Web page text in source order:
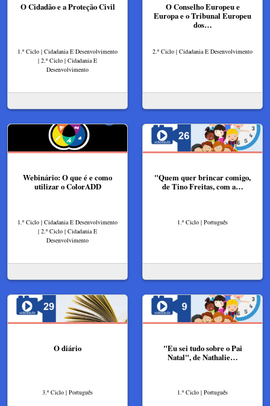
O Cidadão e a Proteção Civil
1.º Ciclo | Cidadania E Desenvolvimento
| 2.º Ciclo | Cidadania E
Desenvolvimento
O Conselho Europeu e
Europa e o Tribunal Europeu
dos…
2.º Ciclo | Cidadania E Desenvolvimento
Webinário: O que é e como
utilizar o ColorADD
1.º Ciclo | Cidadania E Desenvolvimento
| 2.º Ciclo | Cidadania E
Desenvolvimento
"Quem quer brincar comigo,
de Tino Freitas, com a…
1.º Ciclo | Português
O diário
3.º Ciclo | Português
"Eu sei tudo sobre o Pai
Natal", de Nathalie…
1.º Ciclo | Português